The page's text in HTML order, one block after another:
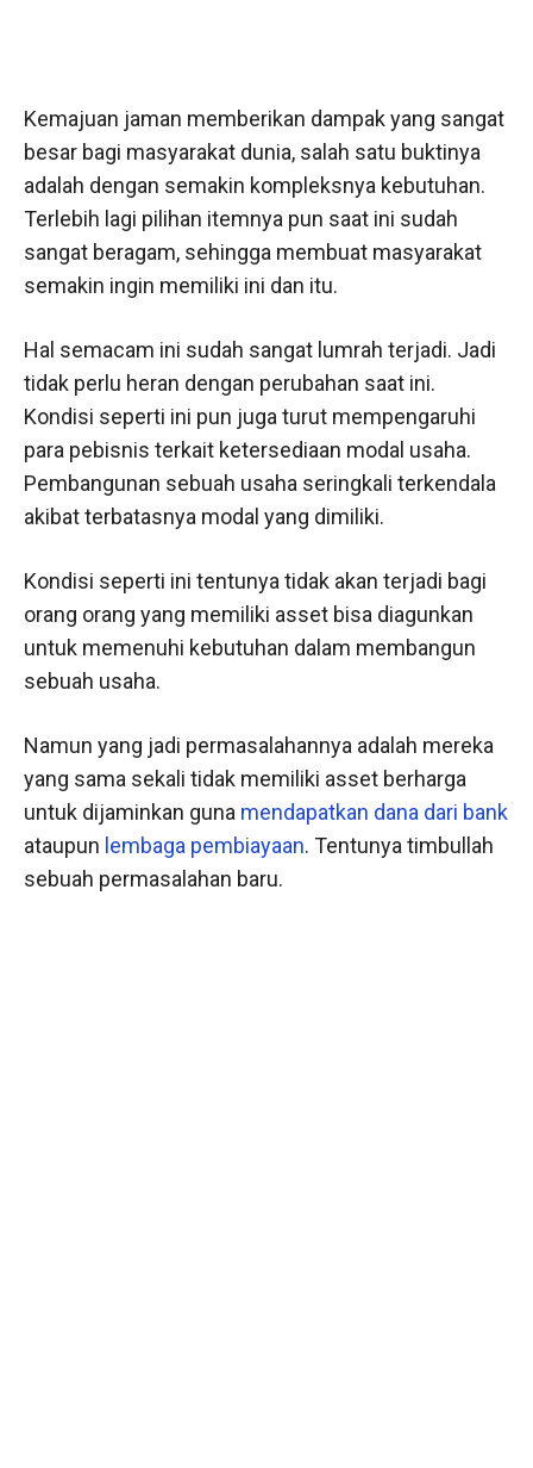
Kemajuan jaman memberikan dampak yang sangat
besar bagi masyarakat dunia, salah satu buktinya
adalah dengan semakin kompleksnya kebutuhan.
Terlebih lagi pilihan itemnya pun saat ini sudah
sangat beragam, sehingga membuat masyarakat
semakin ingin memiliki ini dan itu.
Hal semacam ini sudah sangat lumrah terjadi. Jadi
tidak perlu heran dengan perubahan saat ini.
Kondisi seperti ini pun juga turut mempengaruhi
para pebisnis terkait ketersediaan modal usaha.
Pembangunan sebuah usaha seringkali terkendala
akibat terbatasnya modal yang dimiliki.
Kondisi seperti ini tentunya tidak akan terjadi bagi
orang orang yang memiliki asset bisa diagunkan
untuk memenuhi kebutuhan dalam membangun
sebuah usaha.
Namun yang jadi permasalahannya adalah mereka
yang sama sekali tidak memiliki asset berharga
untuk dijaminkan guna mendapatkan dana dari bank
ataupun lembaga pembiayaan. Tentunya timbullah
sebuah permasalahan baru.